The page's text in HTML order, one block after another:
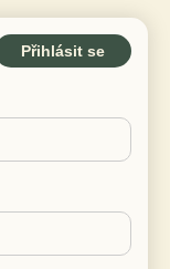
Přihlásit se